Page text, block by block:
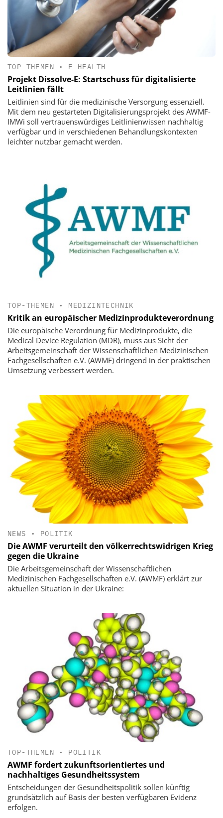
TOP-THEMEN • E-HEALTH
Projekt Dissolve-E: Startschuss für digitalisierte
Leitlinien fällt
Leitlinien sind für die medizinische Versorgung essenziell.
Mit dem neu gestarteten Digitalisierungsprojekt des AWMF-
IMWi soll vertrauenswürdiges Leitlinienwissen nachhaltig
verfügbar und in verschiedenen Behandlungskontexten
leichter nutzbar gemacht werden.
TOP-THEMEN • MEDIZINTECHNIK
Kritik an europäischer Medizinprodukteverordnung
Die europäische Verordnung für Medizinprodukte, die
Medical Device Regulation (MDR), muss aus Sicht der
Arbeitsgemeinschaft der Wissenschaftlichen Medizinischen
Fachgesellschaften e.V. (AWMF) dringend in der praktischen
Umsetzung verbessert werden.
NEWS • POLITIK
Die AWMF verurteilt den völkerrechtswidrigen Krieg
gegen die Ukraine
Die Arbeitsgemeinschaft der Wissenschaftlichen
Medizinischen Fachgesellschaften e.V. (AWMF) erklärt zur
aktuellen Situation in der Ukraine:
TOP-THEMEN • POLITIK
AWMF fordert zukunftsorientiertes und
nachhaltiges Gesundheitssystem
Entscheidungen der Gesundheitspolitik sollen künftig
grundsätzlich auf Basis der besten verfügbaren Evidenz
erfolgen.